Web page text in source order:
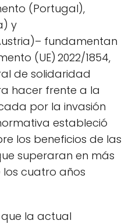
(Portugal),
y
fundamentan
(UE) 2022/1854,
de solidaridad
hacer frente a la
por la invasión
estableció
los beneficios de las
superaran en más
los cuatro años
que la actual